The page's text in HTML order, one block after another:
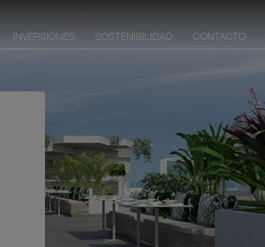
INVERSIONES SOSTENIBILIDAD CONTACTO